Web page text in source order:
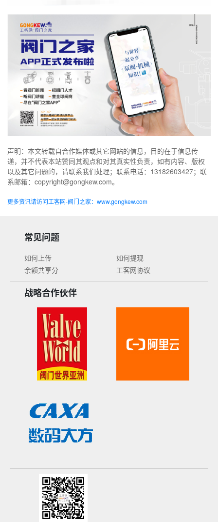
声明：本文转载自合作媒体或其它网站的信息，目的在于信息传
递，并不代表本站赞同其观点和对其真实性负责，如有内容、版权
以及其它问题的，请联系我们处理；联系电话：13182603427；联
系邮箱：copyright@gongkew.com。
更多资讯请访问工客网-阀门之家：www.gongkew.com
常见问题
如何上传
如何提现
余额共享分
工客网协议
战略合作伙伴